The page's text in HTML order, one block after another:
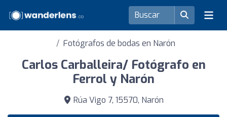
Fotógrafos de bodas en Narón
Carlos Carballeira/ Fotógrafo en
Ferrol y Narón
Rúa Vigo 7, 15570, Narón